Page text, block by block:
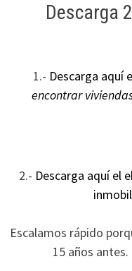
Descarga
1.- Descarga aquí
encontrar
2.- Descarga aquí el
Escalamos rápido
15 años